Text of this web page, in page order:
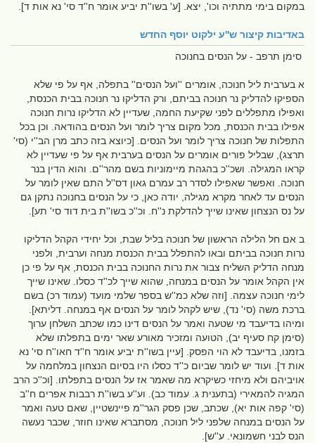
במקום בימי מתתיה וכו', יצא. [ע' בשו''ת יביע אומר ח''ד סי' נא אות ד].
באדיבות קיצור ש''ע ילקוט יוסף החדש
סימן תרפב - על הנסים בחנוכה
א בערבית ליל חנוכה, אומרים ''ועל הנסים'' בתפלה, אף על פי שלא
הספיקו להדליק נר חנוכה בביתם, ורק הדליקו נר חנוכה בבית הכנסת,
ואפילו מתפללים לפני שקיעת החמה, שעדיין לא הדליקו נרות חנוכה
אפילו בבית הכנסת, מכל מקום צריך לומר ועל הנסים בהודאה. וכן בכל
התפלות של חנוכה צריך לומר ועל הנסים. [כיוצא בזה כתב מרן הב''י (סי'
תרצג), שבליל פורים אומרים על הנסים בערבית אף על פי שעדיין לא
קראו המגילה. ושכ''כ בהגהת מיימוניות בשם מהר''ם. והוא הדין בנר
חנוכה. ואפשר שאפילו לסדר רב עמרם גאון דס''ל התם שאין לומר על
הנסים עד לאחר מקרא מגילה, יודה כאן, כי על הנסים בחנוכה נתקן גם
על נס הנצחון שאינו שייך להדלקת נ''ח. וכ''כ בשו''ת בית דוד סי' תע].
ב אם חל הלילה הראשון של חנוכה בליל שבת, וכל יחידי הקהל הדליקו
נרות חנוכה בביתם ובאו להתפלל בבית הכנסת מנחה וערבית, ולפני
מנחה הדליק השליח צבור את נרות החנוכה בבית הכנסת, אף על פי כן
אין הקהל אומר על הנסים במנחה, שהוא שייך לכ''ד כסלו. שאינו שייך
לימי חנוכה עצמה. [וזה שלא כמ''ש בספר שלמי מועד (עמוד רכ) בשם
ברכת משה (סי' נד), שיש לקהל לומר על הנסים אף במנחה. דליתא].
ומיהו בדיעבד מי שטעה ואמר על הנסים דינו כמו שכתב השלחן ערוך
(סימן קח סעיף יב), הטועה ומזכיר מאורע שאר ימים בתפלתו שלא
בזמנו, בדיעבד לא הוי הפסק. [עיין בשו''ת יביע אומר ח''ד חאו''ח סי' נא
אות ד]. ועוד יש לומר שביום כ''ד כסלו היו בסיום הנצחון במלחמה על
אויביהם ולא מיחזי כשיקרא מה שאמר אז על הנסים בתפלתו. [וכ''כ הרב
המגיה להמאירי (בתענית ג. עמוד כב). וע''ע בשו''ת רבבות אפרים ח''ב
(סי' קפה אות יא), שכתב, שכן פסק הגר''מ פיינשטיין, שאם טעה ואמר
על הנסים במנחה שלפני ליל חנוכה, מסתברא שאינו חוזר, שכבר נעשה
הנס לבני חשמונאי. ע''ש].